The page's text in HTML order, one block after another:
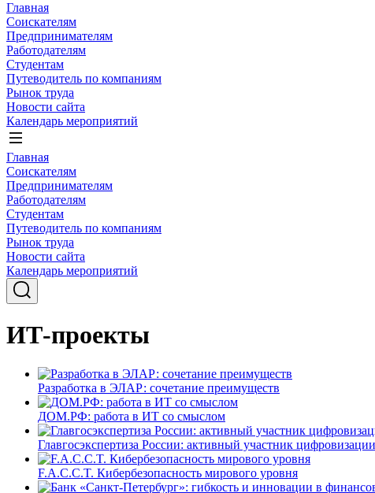
Главная
Соискателям
Предпринимателям
Работодателям
Студентам
Путеводитель по компаниям
Рынок труда
Новости сайта
Календарь мероприятий
Главная
Соискателям
Предпринимателям
Работодателям
Студентам
Путеводитель по компаниям
Рынок труда
Новости сайта
Календарь мероприятий
ИТ-проекты
Разработка в ЭЛАР: сочетание преимуществ
ДОМ.РФ: работа в ИТ со смыслом
Главгосэкспертиза России: активный участник
F.A.C.C.T. Кибербезопасность мирового уровня